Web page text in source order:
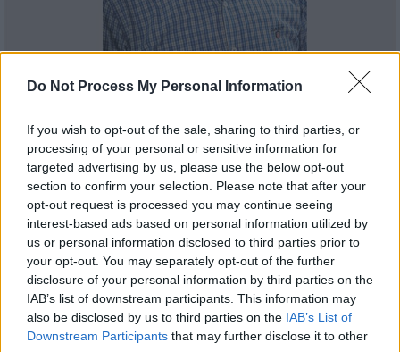
Do Not Process My Personal Information
If you wish to opt-out of the sale, sharing to third parties, or
processing of your personal or sensitive information for
targeted advertising by us, please use the below opt-out
section to confirm your selection. Please note that after your
opt-out request is processed you may continue seeing
interest-based ads based on personal information utilized by
us or personal information disclosed to third parties prior to
your opt-out. You may separately opt-out of the further
disclosure of your personal information by third parties on the
IAB’s list of downstream participants. This information may
also be disclosed by us to third parties on the IAB’s List of
Downstream Participants that may further disclose it to other
Open life 04.03.2020 15:35
αυτόν που κουτσαίνει να πετάξει»
Ο ψυχίατρος, ψυχοθεραπευτής και
ομοιοπαθητικός γιατρός πιστεύει πως η
ψυχή γνωρίζει πάντα τον δρόμο για τη
θεραπεία της, αρκεί να ησυχάσουμε τη
φλυαρία του νου και να την ακούσουμε
προσεκτικά
ΑΛΛΑ #TAGS
ψυχοθεραπεία
ομοιοπαθητική